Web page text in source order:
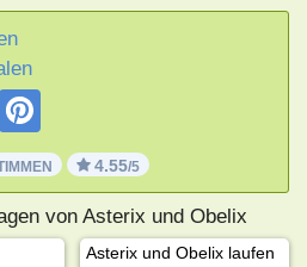
4.55/5
von Asterix und Obelix
Asterix und Obelix laufen